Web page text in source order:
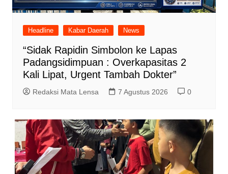
Headline Kabar Daerah News
“Sidak Rapidin Simbolon ke Lapas
Padangsidimpuan : Overkapasitas 2
Kali Lipat, Urgent Tambah Dokter”
Redaksi Mata Lensa 7 Agustus 2026 0